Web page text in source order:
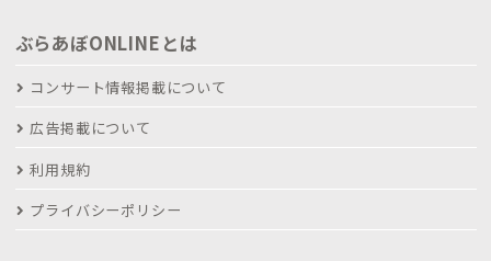
ぶらあぼONLINEとは
コンサート情報掲載について
広告掲載について
利用規約
プライバシーポリシー